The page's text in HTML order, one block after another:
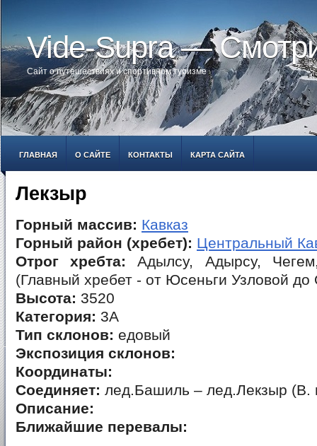
Vide-Supra —
Сайт о путешествиях и спортивном туризме
ГЛАВНАЯ О САЙТЕ КОНТАКТЫ КАРТА САЙТА
Лекзыр
Горный массив: Кавказ
Горный район (хребет): Центральный
Отрог хребта: Адылсу, Адырсу,
(Главный хребет - от Юсеньги Узловой до
Высота: 3520
Категория: 3А
Тип склонов: едовый
Экспозиция склонов:
Координаты:
Соединяет: лед.Башиль – лед.Лекзыр (В.
Описание:
Ближайшие перевалы: